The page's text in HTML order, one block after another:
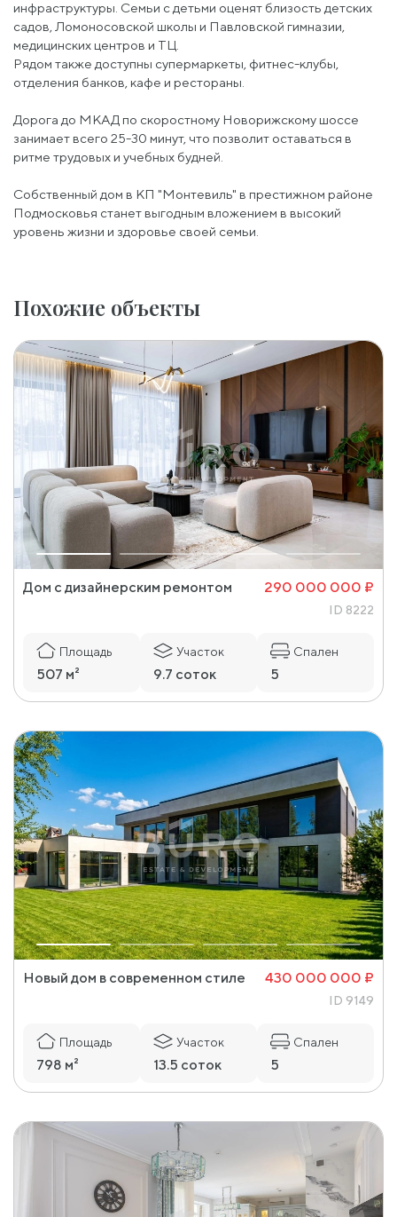
инфраструктуры. Семьи с детьми оценят близость детских
садов, Ломоносовской школы и Павловской гимназии,
медицинских центров и ТЦ.
Рядом также доступны супермаркеты, фитнес-клубы,
отделения банков, кафе и рестораны.
Дорога до МКАД по скоростному Новорижскому шоссе
занимает всего 25-30 минут, что позволит оставаться в
ритме трудовых и учебных будней.
Собственный дом в КП "Монтевиль" в престижном районе
Подмосковья станет выгодным вложением в высокий
уровень жизни и здоровье своей семьи.
Похожие объекты
Дом с дизайнерским ремонтом 290 000 000 ₽
ID 8222
Площадь
507 м²
Участок
9.7 соток
Спален
5
Новый дом в современном стиле 430 000 000 ₽
ID 9149
Площадь
798 м²
Участок
13.5 соток
Спален
5